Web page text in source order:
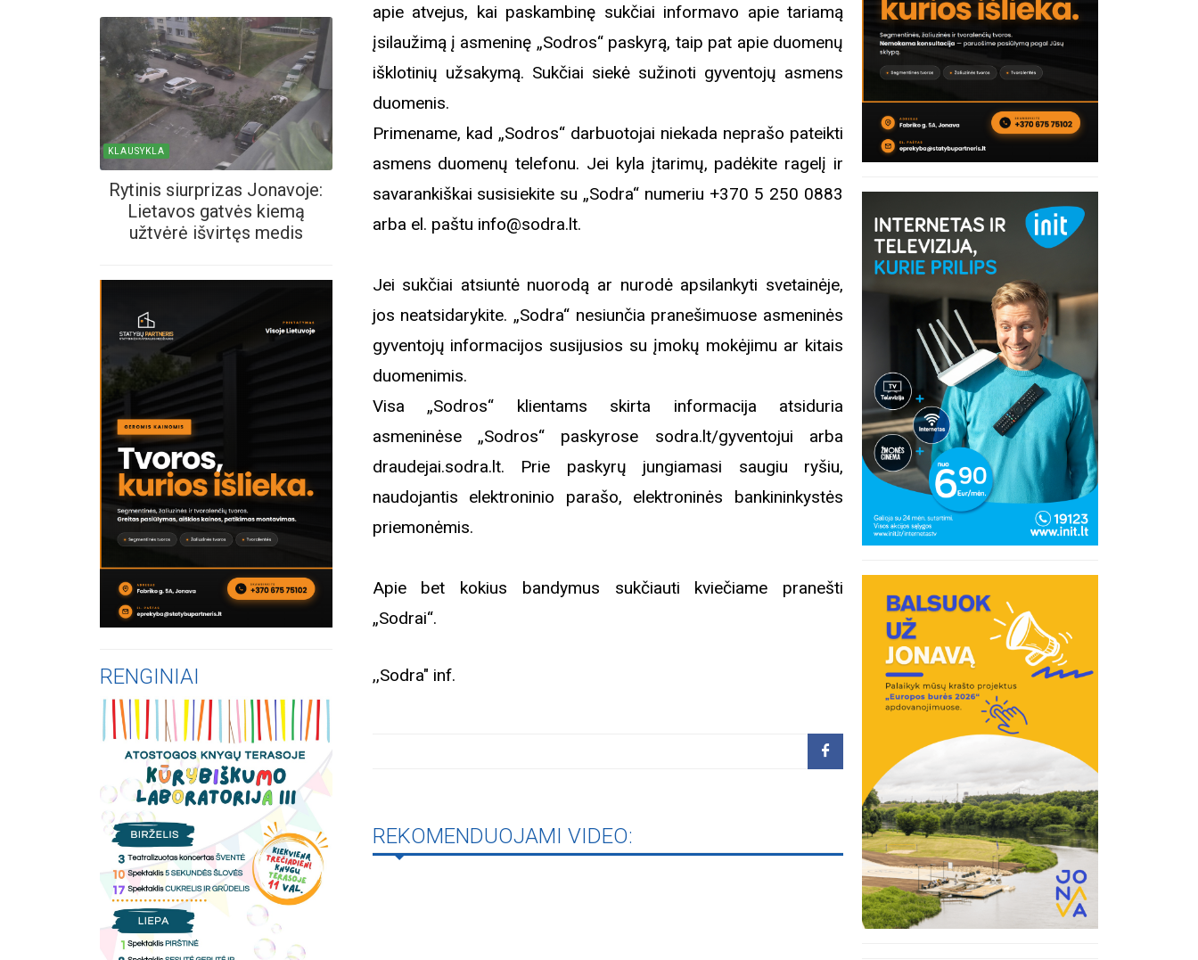
KLAUSYKLA
Rytinis siurprizas Jonavoje:
Lietavos gatvės kiemą
užtvėrė išvirtęs medis
RENGINIAI
apie atvejus, kai paskambinę sukčiai informavo apie tariamą
įsilaužimą į asmeninę „Sodros“ paskyrą, taip pat apie duomenų
išklotinių užsakymą. Sukčiai siekė sužinoti gyventojų asmens
duomenis.
Primename, kad „Sodros“ darbuotojai niekada neprašo pateikti
asmens duomenų telefonu. Jei kyla įtarimų, padėkite ragelį ir
savarankiškai susisiekite su „Sodra“ numeriu +370 5 250 0883
arba el. paštu info@sodra.lt.
Jei sukčiai atsiuntė nuorodą ar nurodė apsilankyti svetainėje,
jos neatsidarykite. „Sodra“ nesiunčia pranešimuose asmeninės
gyventojų informacijos susijusios su įmokų mokėjimu ar kitais
duomenimis.
Visa „Sodros“ klientams skirta informacija atsiduria
asmeninėse „Sodros“ paskyrose sodra.lt/gyventojui arba
draudejai.sodra.lt. Prie paskyrų jungiamasi saugiu ryšiu,
naudojantis elektroninio parašo, elektroninės bankininkystės
priemonėmis.
Apie bet kokius bandymus sukčiauti kviečiame pranešti
„Sodrai“.
,,Sodra" inf.
REKOMENDUOJAMI VIDEO: